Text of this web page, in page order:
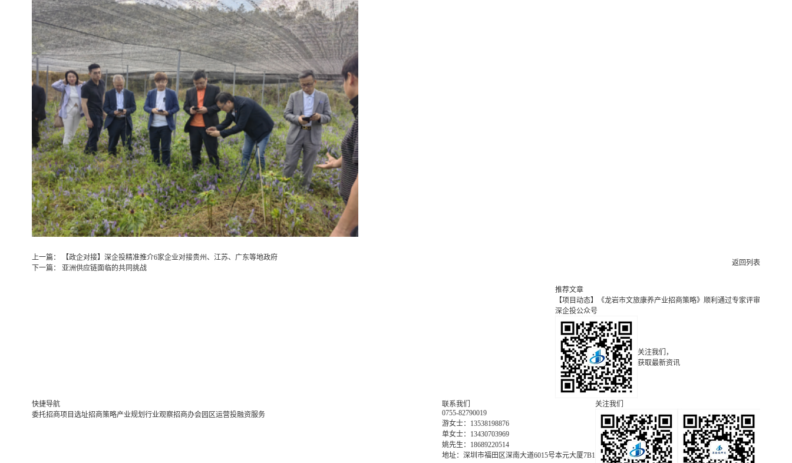
上一篇：
【政企对接】深企投精准推介6家企业对接贵州、江苏、广东等地政府
下一篇： 亚洲供应链面临的共同挑战
返回列表
推荐文章
【项目动态】《龙岩市文旅康养产业招商策略》顺利通过专家评审
深企投公众号
关注我们，
获取最新资讯
快捷导航
委托招商项目选址招商策略产业规划 行业观察招商办会园区运营投融资服务
联系我们
0755-82790019
游女士：13538198876
单女士：13430703969
姚先生：18689220514
地址：深圳市福田区深南大道6015号本元大厦7B1
关注我们